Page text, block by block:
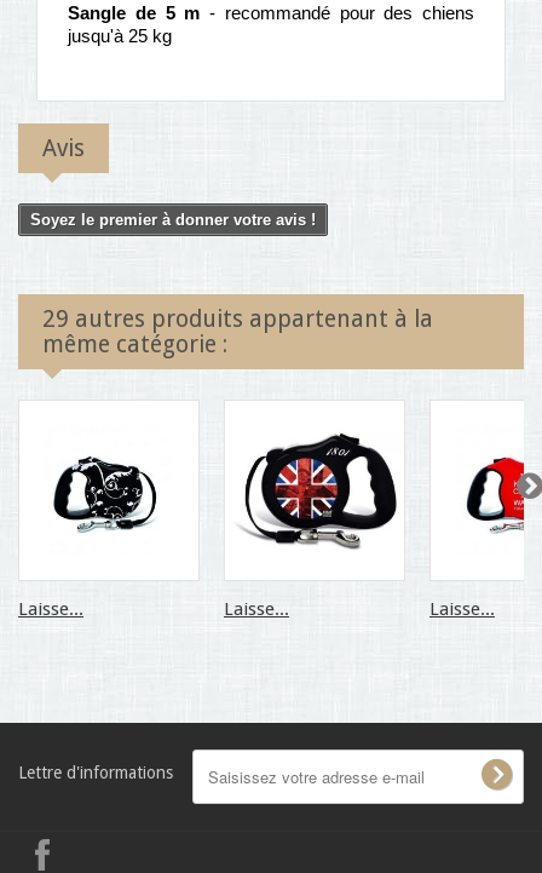
Sangle de 5 m - recommandé pour des chiens
jusqu'à 25 kg
Avis
Soyez le premier à donner votre avis !
29 autres produits appartenant à la
même catégorie :
Laisse... Laisse... Laisse...
Lettre d'informations